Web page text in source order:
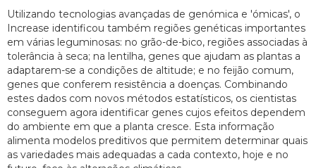
Utilizando tecnologias avançadas de genómica e 'ómicas', o
Increase identificou também regiões genéticas importantes
em várias leguminosas: no grão-de-bico, regiões associadas à
tolerância à seca; na lentilha, genes que ajudam as plantas a
adaptarem-se a condições de altitude; e no feijão comum,
genes que conferem resistência a doenças. Combinando
estes dados com novos métodos estatísticos, os cientistas
conseguem agora identificar genes cujos efeitos dependem
do ambiente em que a planta cresce. Esta informação
alimenta modelos preditivos que permitem determinar quais
as variedades mais adequadas a cada contexto, hoje e no